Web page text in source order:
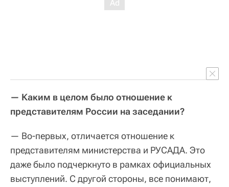
— Каким в целом было отношение к
представителям России на заседании?
— Во-первых, отличается отношение к
представителям министерства и РУСАДА. Это
даже было подчеркнуто в рамках официальных
выступлений. С другой стороны, все понимают,